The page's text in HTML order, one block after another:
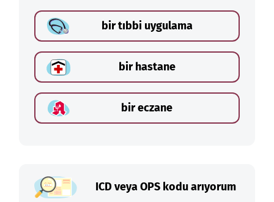
bir tıbbi uygulama
bir hastane
bir eczane
ICD veya OPS kodu arıyorum